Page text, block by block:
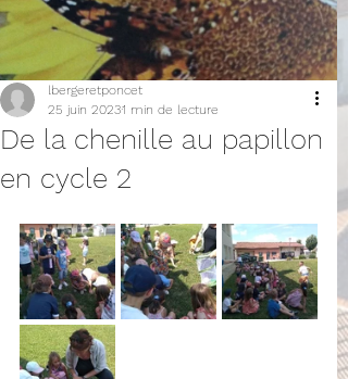
De la chenille au papillon
en cycle 2
lbergeretponcet
25 juin 20231 min de lecture